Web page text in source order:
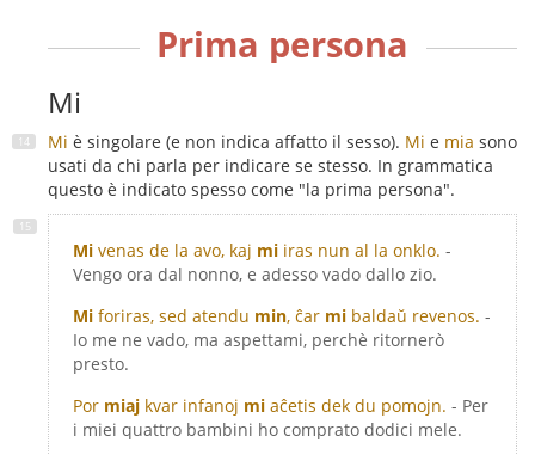
Prima persona
Mi
Mi è singolare (e non indica affatto il sesso). Mi e mia sono
usati da chi parla per indicare se stesso. In grammatica
questo è indicato spesso come "la prima persona".
Mi venas de la avo, kaj mi iras nun al la onklo. -
Vengo ora dal nonno, e adesso vado dallo zio.
Mi foriras, sed atendu min, ĉar mi baldaŭ revenos. -
Io me ne vado, ma aspettami, perchè ritornerò
presto.
Por miaj kvar infanoj mi aĉetis dek du pomojn. - Per
i miei quattro bambini ho comprato dodici mele.